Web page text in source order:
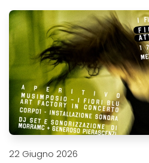
22 Giugno 2026